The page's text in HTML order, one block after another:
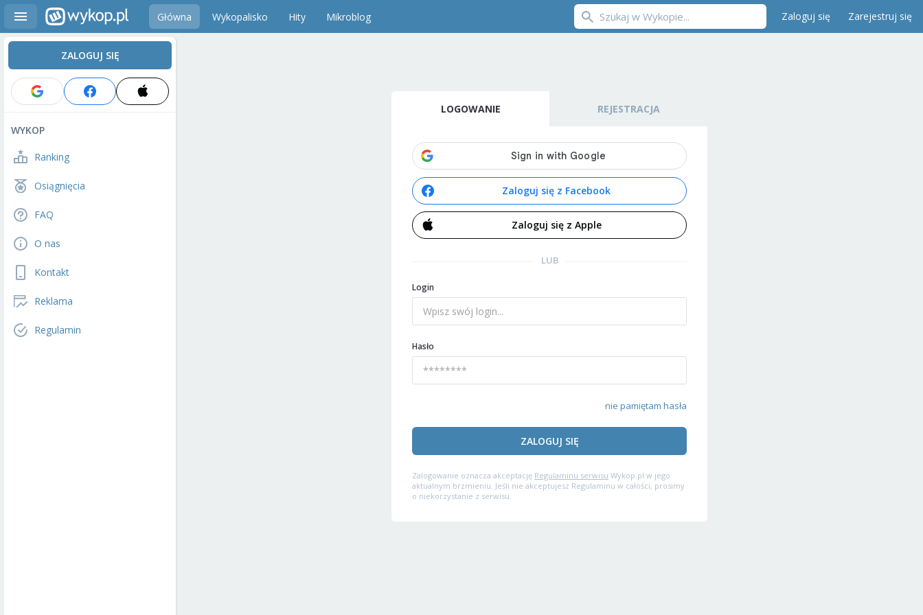
Główna Wykopalisko Hity Mikroblog Zaloguj się Zarejestruj się
ZALOGUJ SIĘ
WYKOP
Ranking
Osiągnięcia
FAQ
O nas
Kontakt
Reklama
Regulamin
LOGOWANIE REJESTRACJA
Zaloguj się z Facebook
Zaloguj się z Apple
LUB
Login
Hasło
nie pamiętam hasła
ZALOGUJ SIĘ
Zalogowanie oznacza akceptację Regulaminu serwisu Wykop.pl w jego
aktualnym brzmieniu. Jeśli nie akceptujesz Regulaminu w całości, prosimy
o niekorzystanie z serwisu.